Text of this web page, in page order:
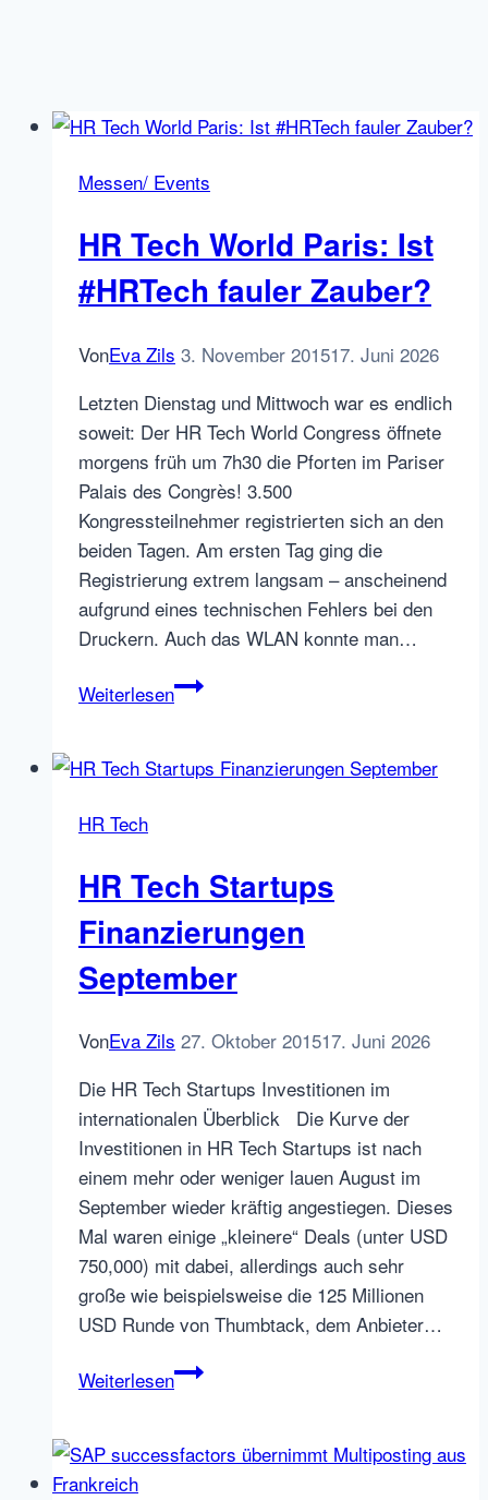
Messen/ Events
HR Tech World Paris: Ist
#HRTech fauler Zauber?
VonEva Zils 3. November 201517. Juni 2026
Letzten Dienstag und Mittwoch war es endlich
soweit: Der HR Tech World Congress öffnete
morgens früh um 7h30 die Pforten im Pariser
Palais des Congrès! 3.500
Kongressteilnehmer registrierten sich an den
beiden Tagen. Am ersten Tag ging die
Registrierung extrem langsam – anscheinend
aufgrund eines technischen Fehlers bei den
Druckern. Auch das WLAN konnte man…
WeiterlesenHR
Paris:
Zauber?
HR Tech
HR Tech Startups
Finanzierungen
September
VonEva Zils 27. Oktober 201517. Juni 2026
Die HR Tech Startups Investitionen im
internationalen Überblick Die Kurve der
Investitionen in HR Tech Startups ist nach
einem mehr oder weniger lauen August im
September wieder kräftig angestiegen. Dieses
Mal waren einige „kleinere“ Deals (unter USD
750,000) mit dabei, allerdings auch sehr
große wie beispielsweise die 125 Millionen
USD Runde von Thumbtack, dem Anbieter…
WeiterlesenHR
Finanzierungen